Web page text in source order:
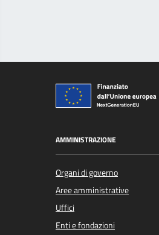
AMMINISTRAZIONE
Organi di governo
Aree amministrative
Uffici
Enti e fondazioni